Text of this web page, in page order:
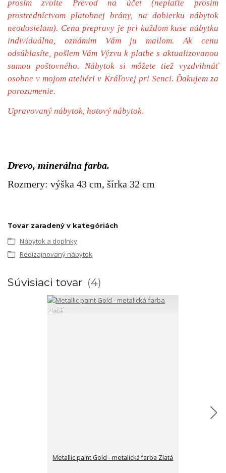
prosím zvolte Prevod na účet (neplaťte prosím
prostredníctvom platobnej brány, na dobierku nábytok
neodosielam). Cena prepravy je pri každom kuse nábytku
individuálna, oznámim Vám ju mailom. Ak cenu
odsúhlasíte, pošlem Vám Výzvu k platbe s aktualizovanou
sumou poštovného. Nábytok si môžete tiež vyzdvihnúť
osobne v mojom ateliéri v Kráľovej pri Senci. Ďakujem za
porozumenie.
Upravovaný nábytok, hotový nábytok.
Drevo, minerálna farba.
Rozmery: výška 43 cm, šírka 32 cm
Tovar zaradený v kategóriách
Nábytok a doplnky
Redizajnovaný nábytok
Súvisiaci tovar 4
Metallic paint Gold - metalická farba Zlatá